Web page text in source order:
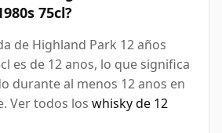
75cl?
de Highland Park 12 años
es de 12 anos, lo que significa
durante al menos 12 anos en
Ver todos los whisky de 12